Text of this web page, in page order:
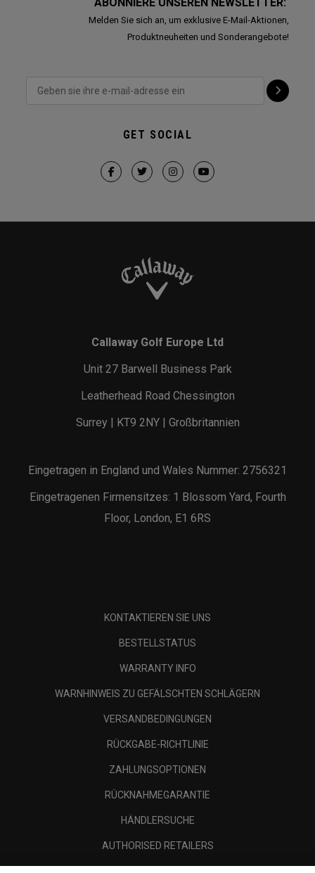
Melden Sie sich an, um exklusive E-Mail-Aktionen,
Produktneuheiten und Sonderangebote!
GET SOCIAL
Callaway Golf Europe Ltd
Unit 27 Barwell Business Park
Leatherhead Road Chessington
Surrey | KT9 2NY | Großbritannien
Eingetragen in England und Wales Nummer: 2756321
Eingetragenen Firmensitzes: 1 Blossom Yard, Fourth
Floor, London, E1 6RS
KONTAKTIEREN SIE UNS
BESTELLSTATUS
WARRANTY INFO
WARNHINWEIS ZU GEFÄLSCHTEN SCHLÄGERN
VERSANDBEDINGUNGEN
RÜCKGABE-RICHTLINIE
ZAHLUNGSOPTIONEN
RÜCKNAHMEGARANTIE
HÄNDLERSUCHE
AUTHORISED RETAILERS